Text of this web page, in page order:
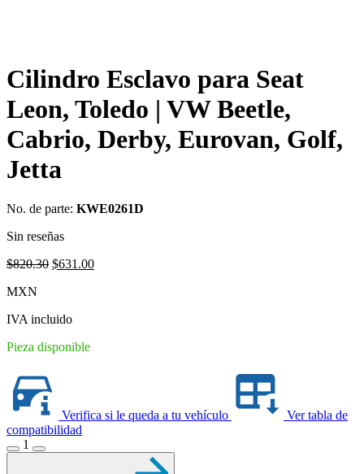
Cilindro Esclavo para Seat
Leon, Toledo | VW Beetle,
Cabrio, Derby, Eurovan, Golf,
Jetta
No. de parte: KWE0261D
Sin reseñas
$820.30 Original
$631.00Current
MXN
IVA incluido
Pieza disponible
Verifica si le queda a tu vehículo
Ver tabla de
compatibilidad
1